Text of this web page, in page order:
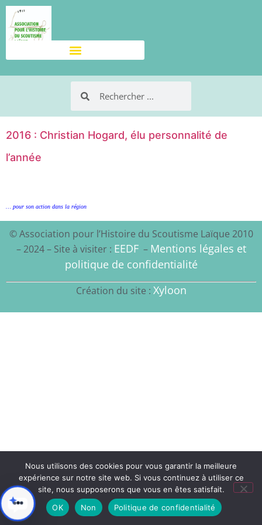
2016 : Christian Hogard, élu personnalité de
l’année
… pour son action dans la région
© Association pour l’Histoire du Scoutisme Laïque 2010
– 2024 – Site à visiter : EEDF– Mentions légales et
politique de confidentialité
Création du site : Xyloon
Nous utilisons des cookies pour vous garantir la meilleure
expérience sur notre site web. Si vous continuez à utiliser ce
site, nous supposerons que vous en êtes satisfait.
OK
Non Politique de confidentialité